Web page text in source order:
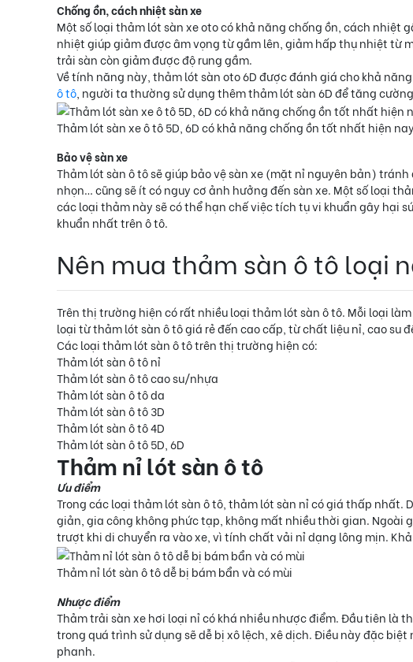
Chống ồn, cách nhiệt sàn xe
Một số loại thảm lót sàn xe oto có khả năng chống ồn, cách
nhiệt giúp giảm được âm vọng từ gầm lên, giảm hấp thụ nhiệt từ
trải sàn còn giảm được độ rung gầm.
Về tính năng này, thảm lót sàn oto 6D được đánh giá cho khả
ô tô , người ta thường sử dụng thêm thảm lót sàn 6D để tăng
Thảm lót sàn xe ô tô 5D, 6D có khả năng chống ồn tốt nhất hiện nay
Bảo vệ sàn xe
Thảm lót sàn ô tô sẽ giúp bảo vệ sàn xe (mặt nỉ nguyên bản)
nhọn… cũng sẽ ít có nguy cơ ảnh hưởng đến sàn xe. Một số loại
các loại thảm này sẽ có thể hạn chế việc tích tụ vi khuẩn gây hại
khuẩn nhất trên ô tô.
Nên mua thảm sàn ô tô loại
Trên thị trường hiện có rất nhiều loại thảm lót sàn ô tô. Mỗi loại
loại từ thảm lót sàn ô tô giá rẻ đến cao cấp, từ chất liệu nỉ, cao su
Các loại thảm lót sàn ô tô trên thị trường hiện có:
Thảm lót sàn ô tô nỉ
Thảm lót sàn ô tô cao su/nhựa
Thảm lót sàn ô tô da
Thảm lót sàn ô tô 3D
Thảm lót sàn ô tô 4D
Thảm lót sàn ô tô 5D, 6D
Thảm nỉ lót sàn ô tô
Ưu điểm
Trong các loại thảm lót sàn ô tô, thảm lót sàn nỉ có giá thấp nhất.
giản, gia công không phức tạp, không mất nhiều thời gian. Ngoài
trượt khi di chuyển ra vào xe, vì tính chất vải nỉ dạng lông mịn.
Thảm nỉ lót sàn ô tô dễ bị bám bẩn và có mùi
Nhược điểm
Thảm trải sàn xe hơi loại nỉ có khá nhiều nhược điểm. Đầu tiên là
trong quá trình sử dụng sẽ dễ bị xô lệch, xê dịch. Điều này đặc
phanh.